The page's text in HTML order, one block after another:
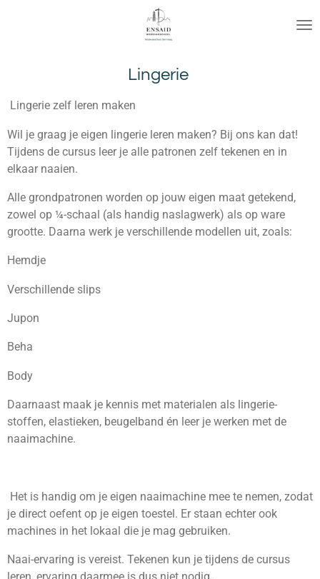
Lingerie
Lingerie zelf leren maken
Wil je graag je eigen lingerie leren maken? Bij ons kan dat!
Tijdens de cursus leer je alle patronen zelf tekenen en in
elkaar naaien.
Alle grondpatronen worden op jouw eigen maat getekend,
zowel op ¼-schaal (als handig naslagwerk) als op ware
grootte. Daarna werk je verschillende modellen uit, zoals:
Hemdje
Verschillende slips
Jupon
Beha
Body
Daarnaast maak je kennis met materialen als lingerie-
stoffen, elastieken, beugelband én leer je werken met de
naaimachine.
Het is handig om je eigen naaimachine mee te nemen, zodat
je direct oefent op je eigen toestel. Er staan echter ook
machines in het lokaal die je mag gebruiken.
Naai-ervaring is vereist. Tekenen kun je tijdens de cursus